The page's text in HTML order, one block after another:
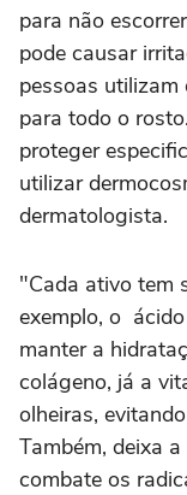
para não
pode causar
pessoas
para todo o
proteger
utilizar
dermatologista.
"Cada ativo tem
exemplo, o
manter a
colágeno, já a
olheiras,
Também, deixa
combate os